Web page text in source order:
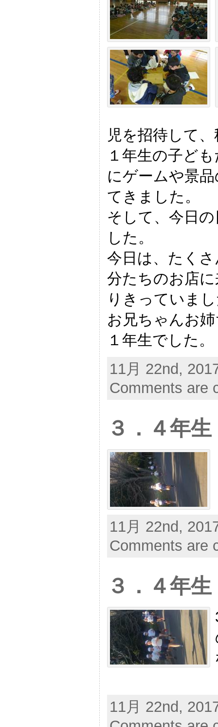
児を招待して
１年生の子ど
にゲームや景
てきました。
そして、今日
した。
今日は、たく
分たちのお店
りきっていま
お兄ちゃんお
１年生でした。
11月 22nd,
Comments are
３．４
11月 22nd,
Comments are
３．４年
11月 22nd,